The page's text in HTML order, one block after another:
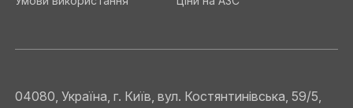
04080, Україна, г. Київ, вул. Костянтинівська, 59/5,